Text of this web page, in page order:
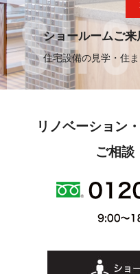
ショールームご
住宅設備の見学・住
リノベーション
ご相談